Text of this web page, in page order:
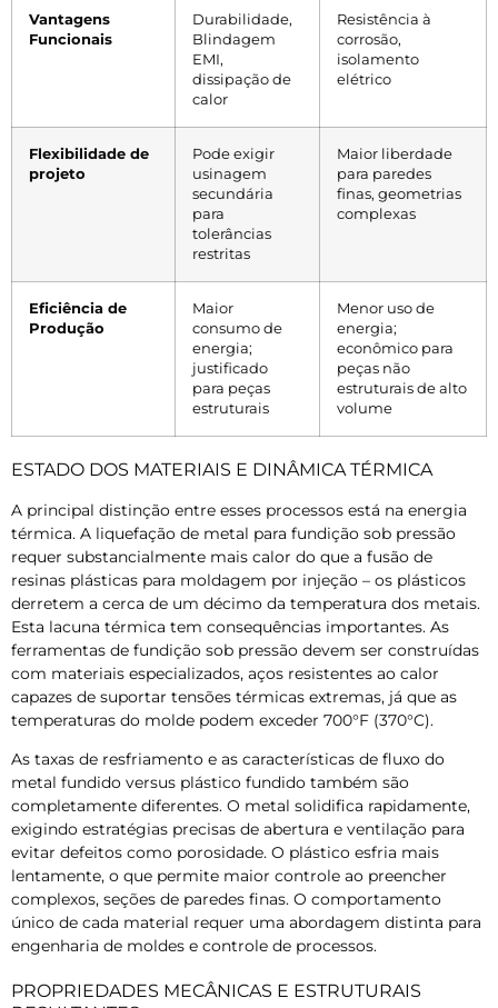
Vantagens
Funcionais
Durabilidade,
Blindagem
EMI,
dissipação de
calor
Resistência à
corrosão,
isolamento
elétrico
Flexibilidade de
projeto
Pode exigir
usinagem
secundária
para
tolerâncias
restritas
Maior liberdade
para paredes
finas, geometrias
complexas
Eficiência de
Produção
Maior
consumo de
energia;
justificado
para peças
estruturais
Menor uso de
energia;
econômico para
peças não
estruturais de alto
volume
ESTADO DOS MATERIAIS E DINÂMICA TÉRMICA
A principal distinção entre esses processos está na energia
térmica. A liquefação de metal para fundição sob pressão
requer substancialmente mais calor do que a fusão de
resinas plásticas para moldagem por injeção – os plásticos
derretem a cerca de um décimo da temperatura dos metais.
Esta lacuna térmica tem consequências importantes. As
ferramentas de fundição sob pressão devem ser construídas
com materiais especializados, aços resistentes ao calor
capazes de suportar tensões térmicas extremas, já que as
temperaturas do molde podem exceder 700°F (370°C).
As taxas de resfriamento e as características de fluxo do
metal fundido versus plástico fundido também são
completamente diferentes. O metal solidifica rapidamente,
exigindo estratégias precisas de abertura e ventilação para
evitar defeitos como porosidade. O plástico esfria mais
lentamente, o que permite maior controle ao preencher
complexos, seções de paredes finas. O comportamento
único de cada material requer uma abordagem distinta para
engenharia de moldes e controle de processos.
PROPRIEDADES MECÂNICAS E ESTRUTURAIS